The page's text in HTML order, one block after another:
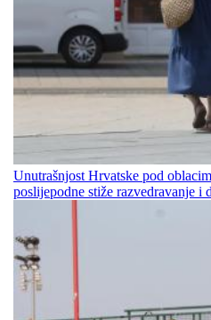
Unutrašnjost Hrvatske pod
poslijepodne stiže razvedravanje i